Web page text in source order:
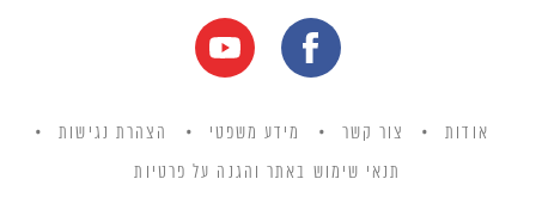
אודות צור קשר מידע משפטי הצהרת נגישות
תנאי שימוש באתר והגנה על פרטיות